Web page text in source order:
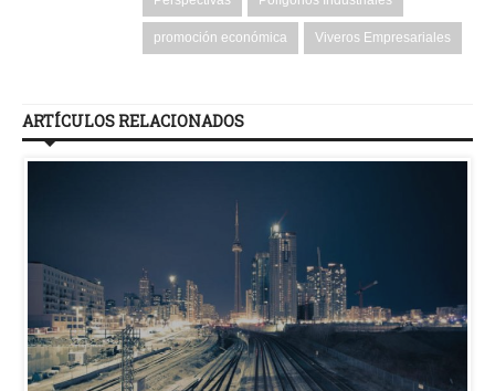
promoción económica Viveros Empresariales
ARTÍCULOS RELACIONADOS